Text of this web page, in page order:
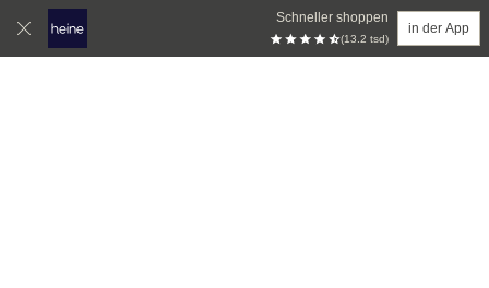
Schneller shoppen
(13.2 tsd)
in der App